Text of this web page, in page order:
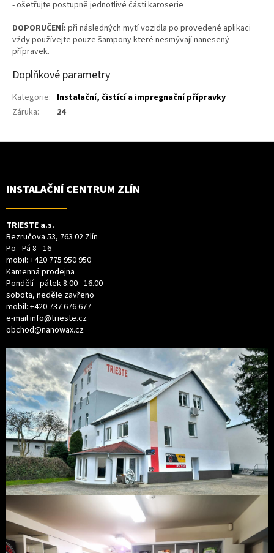
- ošetřujte postupně jednotlivé části karoserie
DOPORUČENÍ: při následných mytí vozidla po provedené aplikaci
vždy používejte pouze šampony které nesmývají nanesený
přípravek.
Doplňkové parametry
Kategorie: Instalační, čistící a impregnační přípravky
Záruka: 24
Z
INSTALAČNÍ CENTRUM ZLÍN
TRIESTE a.s.
Bezručova 53, 763 02 Zlín
Po - Pá 8 - 16
mobil: +420 775 950 950
Kamenná prodejna
Pondělí - pátek 8.00 - 16.00
sobota, neděle zavřeno
mobil: +420 737 676 677
e-mailinfo@trieste.cz
obchod@nanowax.cz